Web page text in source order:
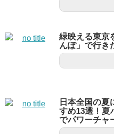
緑映える東京
んぽ」で行き
日本全国の夏
すめ13選！夏
でパワーチャ